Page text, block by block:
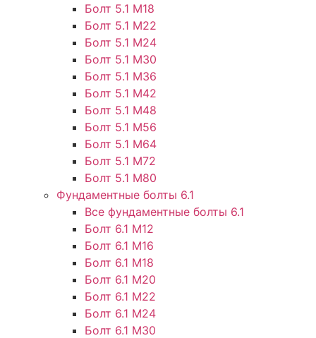
Болт 5.1 М18
Болт 5.1 М22
Болт 5.1 М24
Болт 5.1 М30
Болт 5.1 М36
Болт 5.1 М42
Болт 5.1 М48
Болт 5.1 М56
Болт 5.1 М64
Болт 5.1 М72
Болт 5.1 М80
Фундаментные болты 6.1
Все фундаментные болты 6.1
Болт 6.1 М12
Болт 6.1 М16
Болт 6.1 М18
Болт 6.1 М20
Болт 6.1 М22
Болт 6.1 М24
Болт 6.1 М30